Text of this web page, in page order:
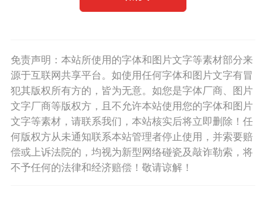
免责声明：本站所使用的字体和图片文字等素材部分来
源于互联网共享平台。如使用任何字体和图片文字有冒
犯其版权所有方的，皆为无意。如您是字体厂商、图片
文字厂商等版权方，且不允许本站使用您的字体和图片
文字等素材，请联系我们，本站核实后将立即删除！任
何版权方从未通知联系本站管理者停止使用，并索要赔
偿或上诉法院的，均视为新型网络碰瓷及敲诈勒索，将
不予任何的法律和经济赔偿！敬请谅解！